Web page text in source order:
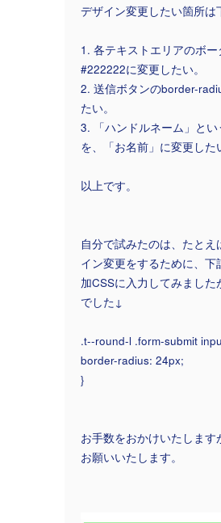
デザイン変更したい箇所は
1. 各テキストエリアのボー
#222222に変更したい。
2. 送信ボタンのborder-
たい。
3. 「ハンドルネーム」と
を、「お名前」に変更した
以上です。
自分で試みたのは、たと
イン変更をするために、下
加CSSに入力してみまし
でした↓
.t--round-l .form-submit
border-radius: 24px;
}
お手数をおかけいたします
お願いいたします。